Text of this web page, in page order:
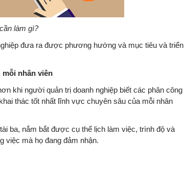
làm gì?
đưa ra được phương hướng và mục tiêu và triển
nhân viên
khi người quản trị doanh nghiệp biết các phân công
thác tốt nhất lĩnh vực chuyên sâu của mỗi nhân
ba, nắm bắt được cụ thể lịch làm việc, trình độ và
việc mà họ đang đảm nhận.